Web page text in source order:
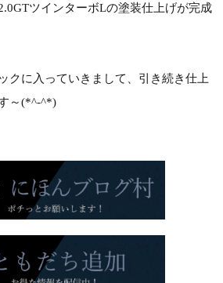
ツインターボLの塗装仕上げが完成
クに入っていきまして、引き続き仕上
～(*^-^*)